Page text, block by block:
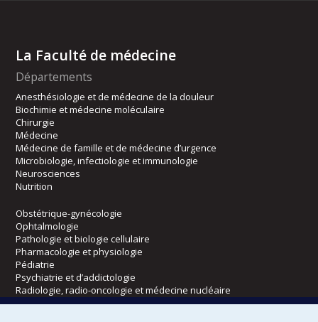
La Faculté de médecine
Départements
Anesthésiologie et de médecine de la douleur
Biochimie et médecine moléculaire
Chirurgie
Médecine
Médecine de famille et de médecine d’urgence
Microbiologie, infectiologie et immunologie
Neurosciences
Nutrition
Obstétrique-gynécologie
Ophtalmologie
Pathologie et biologie cellulaire
Pharmacologie et physiologie
Pédiatrie
Psychiatrie et d’addictologie
Radiologie, radio-oncologie et médecine nucléaire